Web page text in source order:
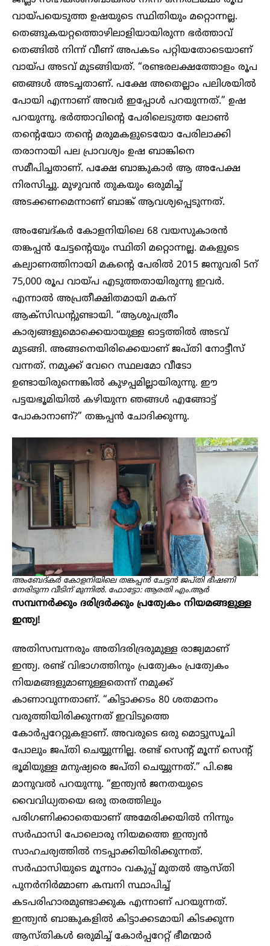
വായ്പയെടുത്ത ഉഷയുടെ സ്ഥിതിയും മറ്റൊന്നല്ല.
തെങ്ങുകയറ്റത്തൊഴിലാളിയായിരുന്ന ഭർത്താവ്
തെങ്ങിൽ നിന്ന് വീണ് അപകടം പറ്റിയതോടെയാണ്
വായ്പ അടവ് മുടങ്ങിയത്. “രണ്ടരലക്ഷത്തോളം രൂപ
ഞങ്ങൾ അടച്ചതാണ്. പക്ഷേ അതെല്ലാം പലിശയിൽ
പോയി എന്നാണ് അവർ ഇപ്പോൾ പറയുന്നത്.” ഉഷ
പറയുന്നു. ഭർത്താവിന്റെ പേരിലെടുത്ത ലോൺ
തന്റെയോ തന്റെ മരുമകളുടെയോ പേരിലാക്കി
തരാനായി പല പ്രാവശ്യം ഉഷ ബാങ്കിനെ
സമീപിച്ചതാണ്. പക്ഷേ ബാങ്കുകാർ ആ അപേക്ഷ
നിരസിച്ചു. മുഴുവൻ തുകയും ഒരുമിച്ച്
അടക്കണമെന്നാണ് ബാങ്ക് ആവശ്യപ്പെടുന്നത്.
അംബേദ്കർ കോളനിയിലെ 68 വയസുകാരൻ
തങ്കപ്പൻ ചേട്ടന്റെയും സ്ഥിതി മറ്റൊന്നല്ല. മകളുടെ
കല്യാണത്തിനായി മകന്റെ പേരിൽ 2015 ജനുവരി 5ന്
75,000 രൂപ വായ്പ എടുത്തതായിരുന്നു ഇവർ.
എന്നാൽ അപ്രതീക്ഷിതമായി മകന്
ആക്‌സിഡന്റുണ്ടായി. “ആശുപത്രീം
കാര്യങ്ങളുമൊക്കെയായുള്ള ഓട്ടത്തിൽ അടവ്
മുടങ്ങി. അങ്ങനെയിരിക്കെയാണ് ജപ്തി നോട്ടീസ്
വന്നത്. നമുക്ക് വേറെ സ്ഥലമോ വീടോ
ഉണ്ടായിരുന്നെങ്കിൽ കുഴപ്പമില്ലായിരുന്നു. ഈ
പട്ടയഭൂമിയിൽ കഴിയുന്ന ഞങ്ങൾ എങ്ങോട്ട്
പോകാനാണ്?” തങ്കപ്പൻ ചോദിക്കുന്നു.
അംബേദ്കർ കോളനിയിലെ തങ്കപ്പൻ ചേട്ടൻ ജപ്തി ഭീഷണി
നേരിടുന്ന വീടിന് മുന്നിൽ. ഫോട്ടോ: ആരതി എം.ആ​ർ
സമ്പന്നർക്കും ദരിദ്രർക്കും പ്രത്യേകം നിയമങ്ങളുള്ള
ഇന്ത്യ!
അതിസമ്പന്നരും അതിദരിദ്രരുമുള്ള രാജ്യമാണ്
ഇന്ത്യ. രണ്ട് വിഭാഗത്തിനും പ്രത്യേകം പ്രത്യേകം
നിയമങ്ങളുമാണുള്ളതെന്ന് നമുക്ക്
കാണാവുന്നതാണ്. “കിട്ടാക്കടം 80 ശതമാനം
വരുത്തിയിരിക്കുന്നത് ഇവിടുത്തെ
കോർപ്പറേറ്റുകളാണ്. അവരുടെ ഒരു മൊട്ടുസൂചി
പോലും ജപ്തി ചെയ്യുന്നില്ല. രണ്ട് സെന്റ് മൂന്ന് സെന്റ്
ഭൂമിയുള്ള മനുഷ്യരെ ജപ്തി ചെയ്യുന്നത്.” പി.ജെ
മാനുവൽ പറയുന്നു. “ഇന്ത്യൻ ജനതയുടെ
വൈവിധ്യതയെ ഒരു തരത്തിലും
പരിഗണിക്കാതെയാണ് അമേരിക്കയിൽ നിന്നും
സർഫാസി പോലൊരു നിയമത്തെ ഇന്ത്യൻ
സാഹചര്യത്തിൽ നടപ്പാക്കിയിരിക്കുന്നത്.
സർഫാസിയുടെ മൂന്നാം വകുപ്പ് മുതൽ ആസ്തി
പുന‍ർനിർമ്മാണ കമ്പനി സ്ഥാപിച്ച്
കടപരിഹാരമുണ്ടാക്കുക എന്നാണ് പറയുന്നത്.
ഇന്ത്യൻ ബാങ്കുകളിൽ കിട്ടാക്കടമായി കിടക്കുന്ന
ആസ്തികൾ ഒരുമിച്ച് കോർപ്പറേറ്റ് ഭീമന്മാർ